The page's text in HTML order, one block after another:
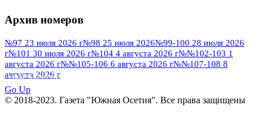
№95 7 августа 2012 г
№95 28 июля 2016 г №95+96 3 августа
2013 г№96 6 июля 2017 г№96 9 августа
2012 г №96 28 июля 2015 г
№96+97 30 июля 2016 г
№97 11 августа 2012 г
Архив номеров
№97 23 июля 2026 г№98 25 июля 2026№99-100 28 июля 2026
г№101 30 июля 2026 г№104 4 августа 2026 г№№102-103 1
августа 2026 г№№105-106 6 августа 2026 г№№107-108 8
августа 2026 г
ПОСМОТРЕТЬ ВСЕ
Go Up
© 2018-2023. Газета "Южная Осетия". Все права защищены